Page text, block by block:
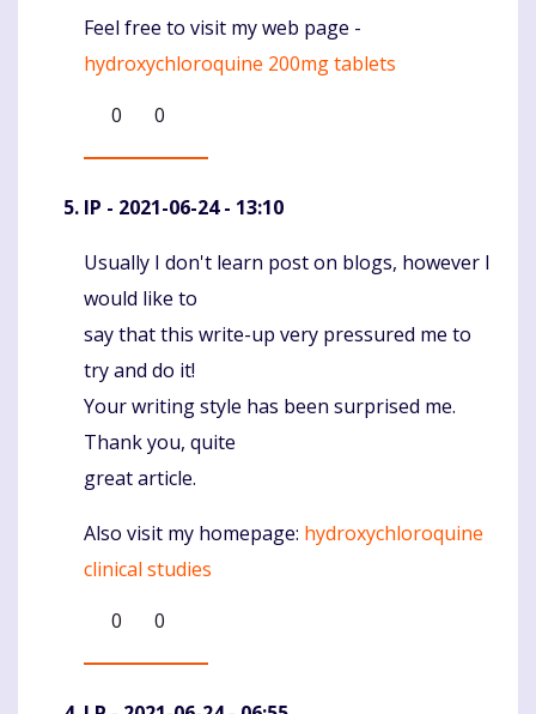
Feel free to visit my web page -
hydroxychloroquine 200mg tablets
0
0
IP - 2021-06-24 - 13:10
Komentaras
Usually I don't learn post on blogs, however I
would like to
say that this write-up very pressured me to
try and do it!
Your writing style has been surprised me.
Thank you, quite
great article.
Also visit my homepage: hydroxychloroquine
clinical studies
0
0